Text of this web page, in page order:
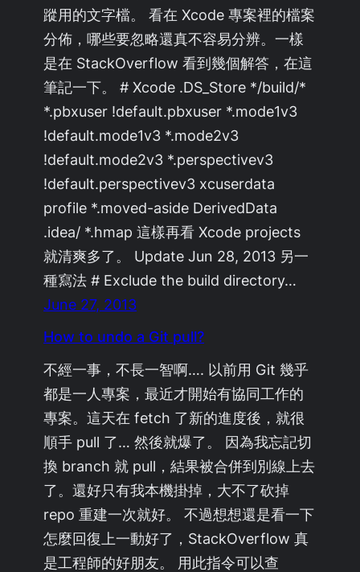
蹤用的文字檔。 看在 Xcode 專案裡的檔案
分佈，哪些要忽略還真不容易分辨。一樣
是在 StackOverflow 看到幾個解答，在這
筆記一下。 # Xcode .DS_Store */build/*
*.pbxuser !default.pbxuser *.mode1v3
!default.mode1v3 *.mode2v3
!default.mode2v3 *.perspectivev3
!default.perspectivev3 xcuserdata
profile *.moved-aside DerivedData
.idea/ *.hmap 這樣再看 Xcode projects
就清爽多了。 Update Jun 28, 2013 另一
種寫法 # Exclude the build directory…
June 27, 2013
How to undo a Git pull?
不經一事，不長一智啊…. 以前用 Git 幾乎
都是一人專案，最近才開始有協同工作的
專案。這天在 fetch 了新的進度後，就很
順手 pull 了… 然後就爆了。 因為我忘記切
換 branch 就 pull，結果被合併到別線上去
了。還好只有我本機掛掉，大不了砍掉
repo 重建一次就好。 不過想想還是看一下
怎麼回復上一動好了，StackOverflow 真
是工程師的好朋友。 用此指令可以查